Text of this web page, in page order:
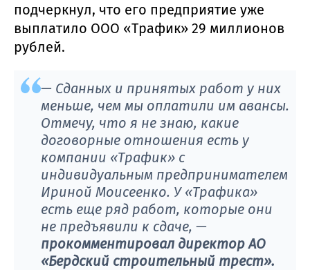
подчеркнул, что его предприятие уже
выплатило ООО «Трафик» 29 миллионов
рублей.
— Сданных и принятых работ у них
меньше, чем мы оплатили им авансы.
Отмечу, что я не знаю, какие
договорные отношения есть у
компании «Трафик» с
индивидуальным предпринимателем
Ириной Моисеенко. У «Трафика»
есть еще ряд работ, которые они
не предъявили к сдаче, —
прокомментировал директор АО
«Бердский строительный трест».